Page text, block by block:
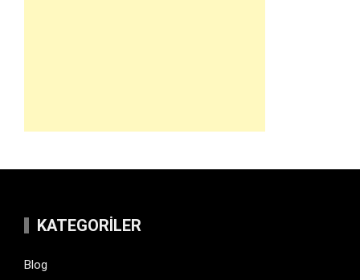
KATEGORILER
Blog